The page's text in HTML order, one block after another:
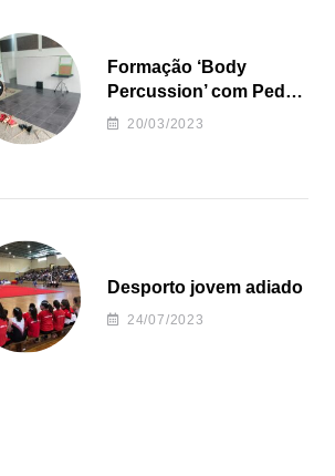
Formação ‘Body
Percussion’ com Pedro
Almeida
20/03/2023
Desporto jovem adiado
24/07/2023